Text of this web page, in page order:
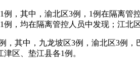
，其中，渝北区3例，1例在隔离
，均在隔离管控人员中发现；江北
，其中，九龙坡区3例，渝北区3例
区、垫江县各1例。